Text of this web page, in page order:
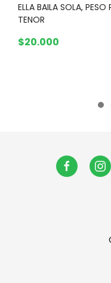
ELLA BAILA SOLA,
TENOR
$20.000